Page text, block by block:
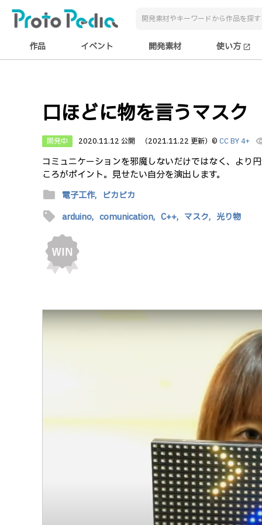
作品 イベント 開発素材 使い方 open_in_new
口ほどに物を言うマスク
開発中 2020.11.12 公開 （2021.11.22 更新） © CC BY 4+
コミュニケーションを邪魔しないだけではなく、より
ころがポイント。見せたい自分を演出します。
folder 電子工作, ピカピカ
sell arduino, comunication, C++, マスク, 光り物